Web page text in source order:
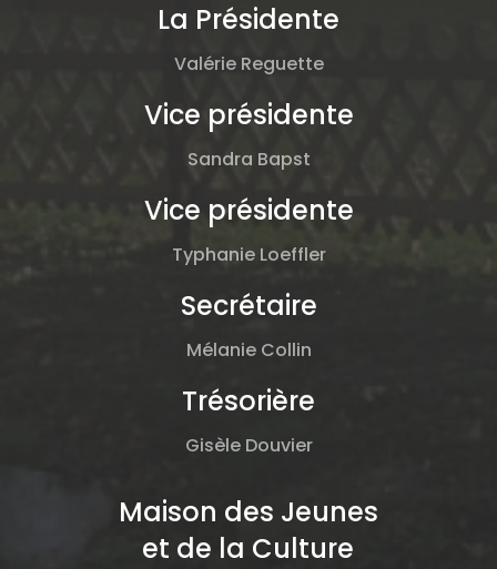
La Présidente
Valérie Reguette
Vice présidente
Sandra Bapst
Vice présidente
Typhanie Loeffler
Secrétaire
Mélanie Collin
Trésorière
Gisèle Douvier
Maison des Jeunes
et de la Culture